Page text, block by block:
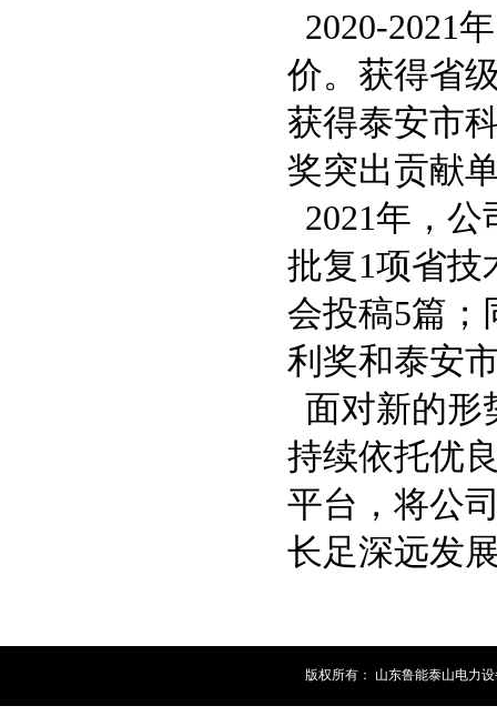
2020-2021
价。获得省
获得泰安市
奖突出贡献
2021年，
批复1项省技
会投稿5篇；
利奖和泰安
面对新的形
持续依托优
平台，将公
长足深远发
版权所有： 山东鲁能泰山电力